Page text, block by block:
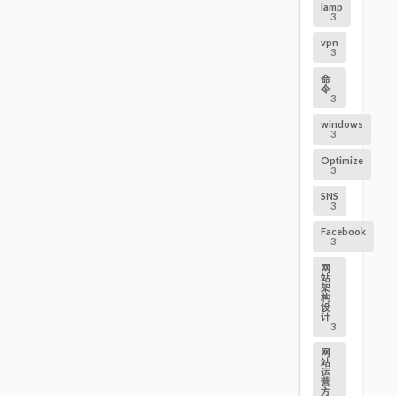
lamp
3
vpn
3
命
令
3
windows
3
Optimize
3
SNS
3
Facebook
3
网
站
架
构
设
计
3
网
站
运
营
方